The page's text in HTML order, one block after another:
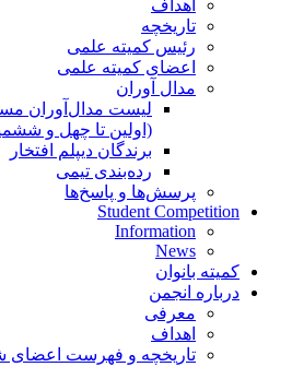
اهداف
تاریخچه
رئیس کمیته علمی
اعضای کمیته علمی
مدال آوران
لیست مدال‌آوران
(اولین تا چهل‌ و
برندگان دیپلم افتخار
رده‌بندی تیمی
پرسش‌ها و پاسخ‌ها
Student Competition
Information
News
کمیته بانوان
درباره انجمن
معرفی
اهداف
تاریخچه و فهرست اعضای